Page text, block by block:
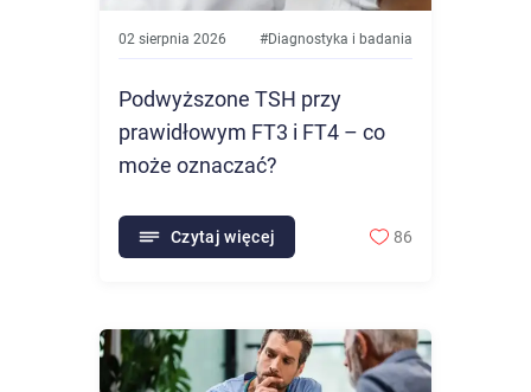
02 sierpnia 2026 #Diagnostyka i badania
Podwyższone TSH przy
prawidłowym FT3 i FT4 – co
może oznaczać?
Czytaj więcej 86